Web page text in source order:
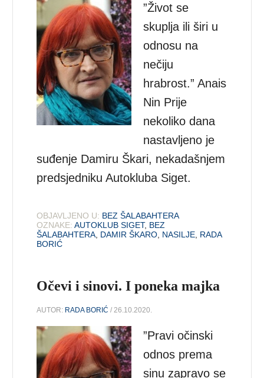
”Život se
skuplja ili širi u
odnosu na
nečiju
hrabrost.” Anais
Nin Prije
nekoliko dana
nastavljeno je
suđenje Damiru Škari, nekadašnjem
predsjedniku Autokluba Siget.
OBJAVLJENO U: BEZ ŠALABAHTERA
OZNAKE: AUTOKLUB SIGET, BEZ
ŠALABAHTERA DAMIR ŠKARO NASILJE RADA
BORIĆ
Očevi i sinovi. I poneka majka
AUTOR: RADA BORIĆ / 26.10.2020.
”Pravi očinski
odnos prema
sinu zapravo se